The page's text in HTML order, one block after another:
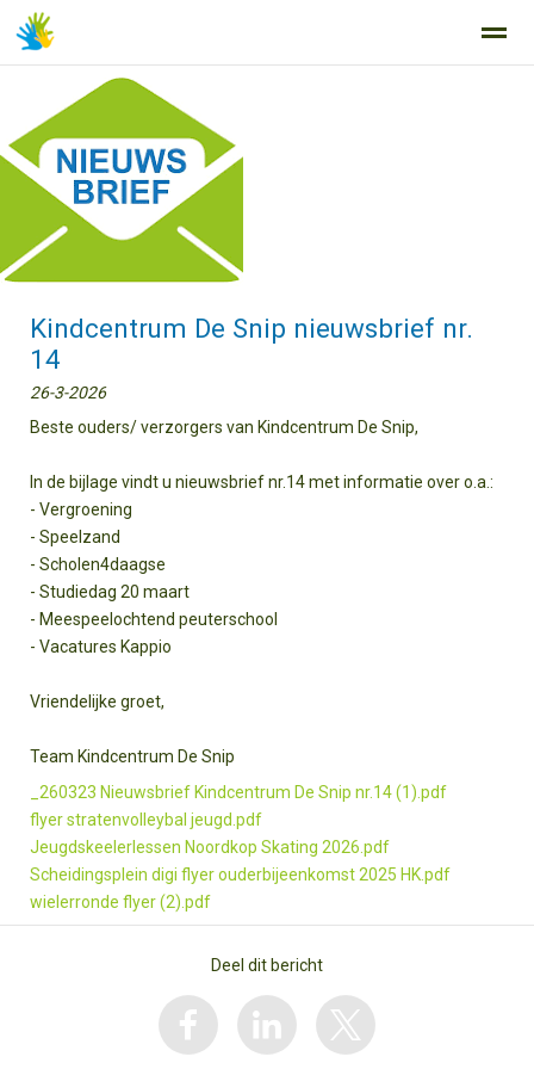
Home Zoeken
Kindcentrum De Snip nieuwsbrief nr.
14
26-3-2026
Beste ouders/ verzorgers van Kindcentrum De Snip,
In de bijlage vindt u nieuwsbrief nr.14 met informatie over o.a.:
- Vergroening
- Speelzand
- Scholen4daagse
- Studiedag 20 maart
- Meespeelochtend peuterschool
- Vacatures Kappio
Vriendelijke groet,
Team Kindcentrum De Snip
_260323 Nieuwsbrief Kindcentrum De Snip nr.14 (1).pdf
flyer stratenvolleybal jeugd.pdf
Jeugdskeelerlessen Noordkop Skating 2026.pdf
Scheidingsplein digi flyer ouderbijeenkomst 2025 HK.pdf
wielerronde flyer (2).pdf
Deel dit bericht